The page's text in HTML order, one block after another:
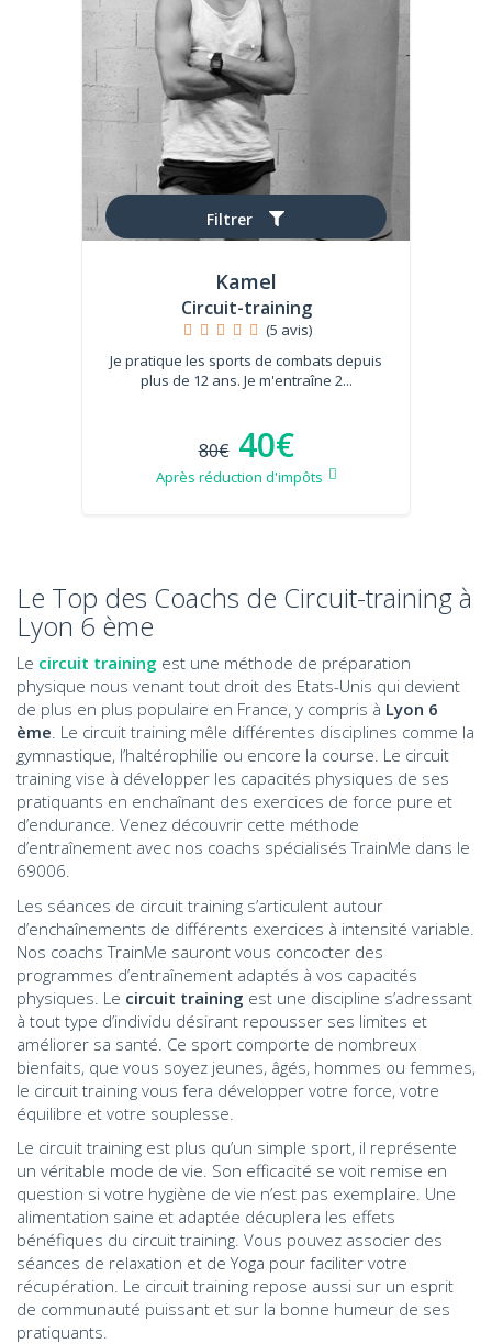
Filtrer
Kamel
Circuit-training
(5 avis)
Je pratique les sports de combats depuis
plus de 12 ans. Je m'entraîne 2...
80€ 40€
Après réduction d'impôts
Le Top des Coachs de Circuit-training à
Lyon 6 ème
Le circuit training est une méthode de préparation
physique nous venant tout droit des Etats-Unis qui devient
de plus en plus populaire en France, y compris à Lyon 6
ème. Le circuit training mêle différentes disciplines comme la
gymnastique, l’haltérophilie ou encore la course. Le circuit
training vise à développer les capacités physiques de ses
pratiquants en enchaînant des exercices de force pure et
d’endurance. Venez découvrir cette méthode
d’entraînement avec nos coachs spécialisés TrainMe dans le
69006.
Les séances de circuit training s’articulent autour
d’enchaînements de différents exercices à intensité variable.
Nos coachs TrainMe sauront vous concocter des
programmes d’entraînement adaptés à vos capacités
physiques. Le circuit training est une discipline s’adressant
à tout type d’individu désirant repousser ses limites et
améliorer sa santé. Ce sport comporte de nombreux
bienfaits, que vous soyez jeunes, âgés, hommes ou femmes,
le circuit training vous fera développer votre force, votre
équilibre et votre souplesse.
Le circuit training est plus qu’un simple sport, il représente
un véritable mode de vie. Son efficacité se voit remise en
question si votre hygiène de vie n’est pas exemplaire. Une
alimentation saine et adaptée décuplera les effets
bénéfiques du circuit training. Vous pouvez associer des
séances de relaxation et de Yoga pour faciliter votre
récupération. Le circuit training repose aussi sur un esprit
de communauté puissant et sur la bonne humeur de ses
pratiquants.